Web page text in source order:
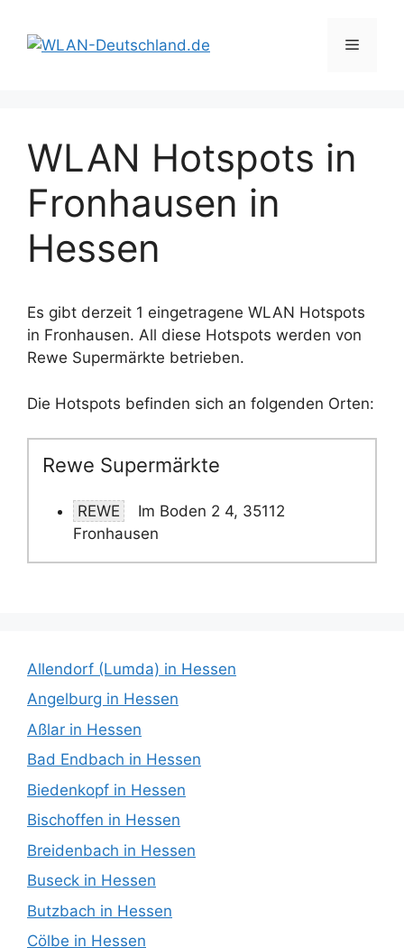
Inhalt
springen
Menü
WLAN Hotspots in
Fronhausen in
Hessen
Es gibt derzeit 1 eingetragene WLAN Hotspots
in Fronhausen. All diese Hotspots werden von
Rewe Supermärkte betrieben.
Die Hotspots befinden sich an folgenden Orten:
Rewe Supermärkte
REWE
Im Boden 2 4, 35112
Fronhausen
Allendorf (Lumda) in Hessen
Angelburg in Hessen
Aßlar in Hessen
Bad Endbach in Hessen
Biedenkopf in Hessen
Bischoffen in Hessen
Breidenbach in Hessen
Buseck in Hessen
Butzbach in Hessen
Cölbe in Hessen